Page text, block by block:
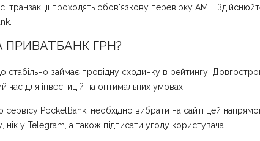
транзакції проходять обов'язкову перевірку AML.
ПРИВАТБАНК ГРН?
займає провідну сходинку в рейтингу.
для інвестицій на оптимальних умовах.
PocketBank, необхідно вибрати на сайті цей напрямок
у Telegram, а також підписати угоду користувача.